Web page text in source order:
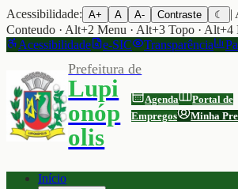
Acessibilidade: A+ A A- Contraste ☾
|
Conteudo · Alt+2 Menu · Alt+3 Topo · Alt+4
Acessibilidade
e-SIC Transparência
Prefeitura de
Lupi
onóp
olis
Agenda
Portal de
Empregos
Minha
Início